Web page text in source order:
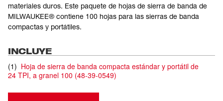
materiales duros. Este paquete de hojas de sierra de banda de
MILWAUKEE® contiene 100 hojas para las sierras de banda
compactas y portátiles.
INCLUYE
(1) Hoja de sierra de banda compacta estándar y portátil de
24 TPI, a granel 100 (48-39-0549)